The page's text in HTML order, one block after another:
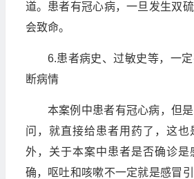
道。患者有冠心病，一旦发生双
会致命。
6.患者病史、过敏史等，一
断病情
本案例中患者有冠心病，但
问，就直接给患者用药了，这也
外，关于本案中患者是否确诊是
确，呕吐和咳嗽不一定就是感冒